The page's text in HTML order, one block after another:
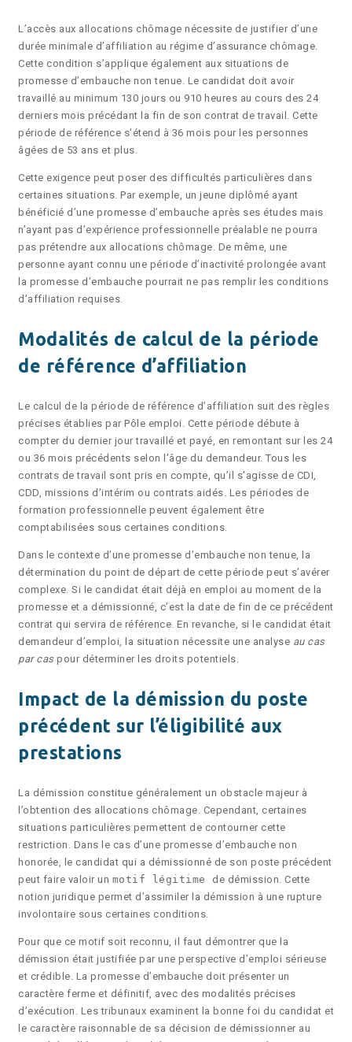
L’accès aux allocations chômage nécessite de justifier d’une
durée minimale d’affiliation au régime d’assurance chômage.
Cette condition s’applique également aux situations de
promesse d’embauche non tenue. Le candidat doit avoir
travaillé au minimum 130 jours ou 910 heures au cours des 24
derniers mois précédant la fin de son contrat de travail. Cette
période de référence s’étend à 36 mois pour les personnes
âgées de 53 ans et plus.
Cette exigence peut poser des difficultés particulières dans
certaines situations. Par exemple, un jeune diplômé ayant
bénéficié d’une promesse d’embauche après ses études mais
n’ayant pas d’expérience professionnelle préalable ne pourra
pas prétendre aux allocations chômage. De même, une
personne ayant connu une période d’inactivité prolongée avant
la promesse d’embauche pourrait ne pas remplir les conditions
d’affiliation requises.
Modalités de calcul de la période
de référence d’affiliation
Le calcul de la période de référence d’affiliation suit des règles
précises établies par Pôle emploi. Cette période débute à
compter du dernier jour travaillé et payé, en remontant sur les 24
ou 36 mois précédents selon l’âge du demandeur. Tous les
contrats de travail sont pris en compte, qu’il s’agisse de CDI,
CDD, missions d’intérim ou contrats aidés. Les périodes de
formation professionnelle peuvent également être
comptabilisées sous certaines conditions.
Dans le contexte d’une promesse d’embauche non tenue, la
détermination du point de départ de cette période peut s’avérer
complexe. Si le candidat était déjà en emploi au moment de la
promesse et a démissionné, c’est la date de fin de ce précédent
contrat qui servira de référence. En revanche, si le candidat était
demandeur d’emploi, la situation nécessite une analyse au cas
par cas pour déterminer les droits potentiels.
Impact de la démission du poste
précédent sur l’éligibilité aux
prestations
La démission constitue généralement un obstacle majeur à
l’obtention des allocations chômage. Cependant, certaines
situations particulières permettent de contourner cette
restriction. Dans le cas d’une promesse d’embauche non
honorée, le candidat qui a démissionné de son poste précédent
peut faire valoir un motif légitime de démission. Cette
notion juridique permet d’assimiler la démission à une rupture
involontaire sous certaines conditions.
Pour que ce motif soit reconnu, il faut démontrer que la
démission était justifiée par une perspective d’emploi sérieuse
et crédible. La promesse d’embauche doit présenter un
caractère ferme et définitif, avec des modalités précises
d’exécution. Les tribunaux examinent la bonne foi du candidat et
le caractère raisonnable de sa décision de démissionner au